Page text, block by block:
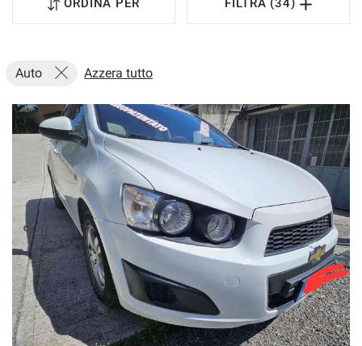
NEOPATENTATI
ACQUISTIAMO USATO
ASSISTENZA
DICONO DI NOI
CONTATTI
AREA COMMERCIANTI
ORDINA PER FILTRA (34)
Auto Azzera tutto